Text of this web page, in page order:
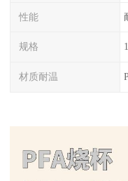
性能
规格
材质耐温